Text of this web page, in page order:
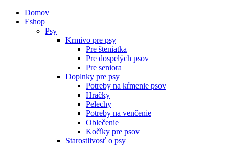
Domov
Eshop
Psy
Krmivo pre psy
Pre šteniatka
Pre dospelých psov
Pre seniora
Doplnky pre psy
Potreby na kŕmenie psov
Hračky
Pelechy
Potreby na venčenie
Oblečenie
Kočíky pre psov
Starostlivosť o psy